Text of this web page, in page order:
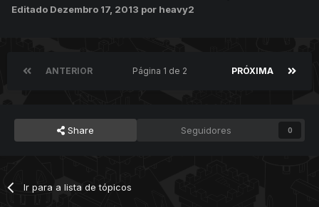
Editado Dezembro 17, 2013 por heavy2
ANTERIOR PRÓXIMA
Página 1 de 2
Share Seguidores 0
Ir para a lista de tópicos